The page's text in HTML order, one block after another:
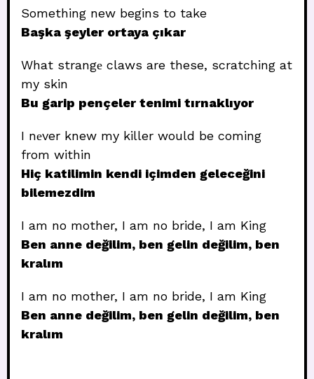
Something new begins to take
Başka şeyler ortaya çıkar
What strangе claws are these, scratching at
my skin
Bu garip pençeler tenimi tırnaklıyor
I nеver knew my killer would be coming
from within
Hiç katilimin kendi içimden geleceğini
bilemezdim
I am no mother, I am no bride, I am King
Ben anne değilim, ben gelin değilim, ben
kralım
I am no mother, I am no bride, I am King
Ben anne değilim, ben gelin değilim, ben
kralım